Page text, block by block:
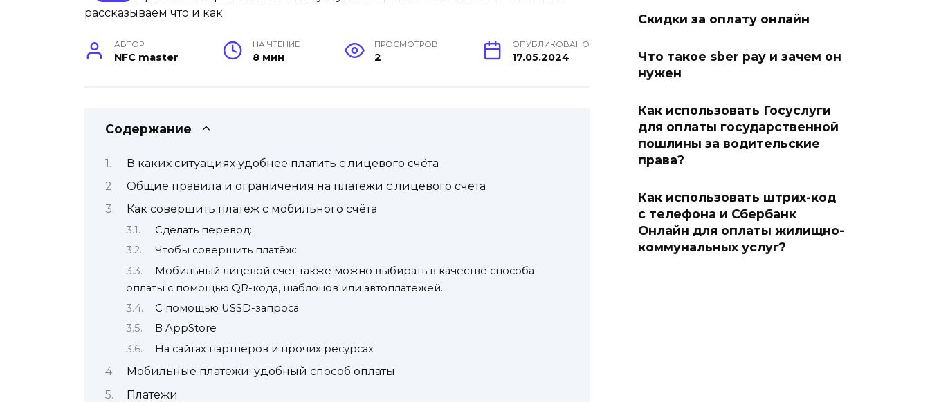
АВТОР
NFC master
НА ЧТЕНИЕ
8 мин
ПРОСМОТРОВ
2
ОПУБЛИКОВАНО
17.05.2024
Содержание
В каких ситуациях удобнее платить с лицевого счёта
Общие правила и ограничения на платежи с лицевого счёта
Как совершить платёж с мобильного счёта
Сделать перевод:
Чтобы совершить платёж:
Мобильный лицевой счёт также можно выбирать в качестве способа
оплаты с помощью QR-кода, шаблонов или автоплатежей.
С помощью USSD-запроса
В AppStore
На сайтах партнёров и прочих ресурсах
Мобильные платежи: удобный способ оплаты
Платежи
Скидки за оплату онлайн
Что такое sber pay и зачем он
нужен
Как использовать Госуслуги
для оплаты государственной
пошлины за водительские
права?
Как использовать штрих-код
с телефона и Сбербанк
Онлайн для оплаты жилищно-
коммунальных услуг?